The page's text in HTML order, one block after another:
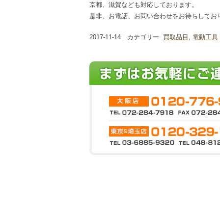
京都、滋賀なども対応しております。
是非、お電話、お問い合わせをお待ちしてお
2017-11-14｜カテゴリー: 買取品目 , 電動工具